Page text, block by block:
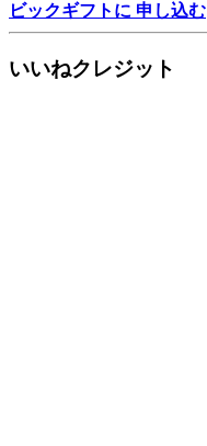
ビックギフトに 申し込む
いいねクレジット